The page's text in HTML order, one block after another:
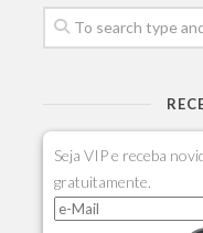
Seja VIP e receba
gratuitamente.